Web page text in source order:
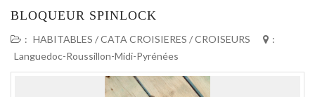
BLOQUEUR SPINLOCK
: HABITABLES / CATA CROISIERES / CROISEURS
:
Languedoc-Roussillon-Midi-Pyrénées